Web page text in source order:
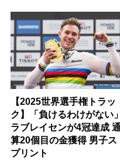
【2025世界選手権トラッ
ク】「負けるわけがない」
ラブレイセンが4冠達成 通
算20個目の金獲得 男子ス
プリント